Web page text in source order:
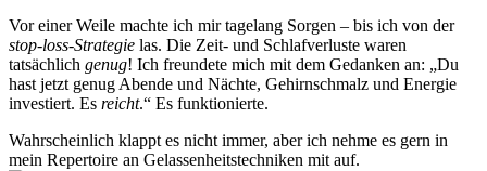
Vor einer Weile machte ich mir tagelang Sorgen – bis ich von der
stop-loss-Strategie las. Die Zeit- und Schlafverluste waren
tatsächlich genug! Ich freundete mich mit dem Gedanken an: „Du
hast jetzt genug Abende und Nächte, Gehirnschmalz und Energie
investiert. Es reicht.“ Es funktionierte.
Wahrscheinlich klappt es nicht immer, aber ich nehme es gern in
mein Repertoire an Gelassenheitstechniken mit auf.